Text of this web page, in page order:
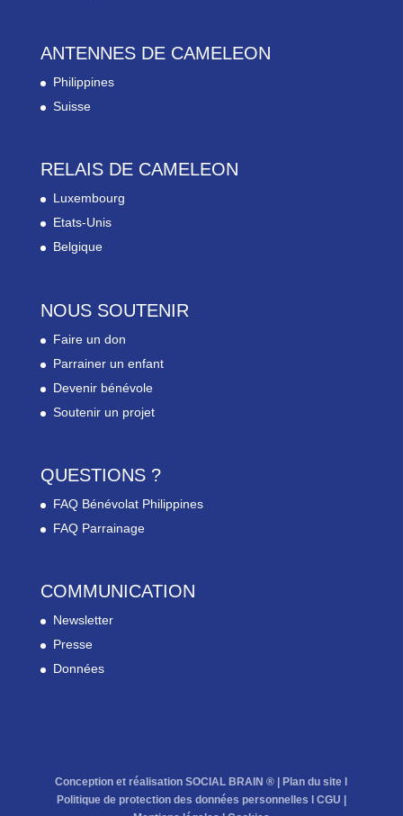
ANTENNES DE CAMELEON
Philippines
Suisse
RELAIS DE CAMELEON
Luxembourg
Etats-Unis
Belgique
NOUS SOUTENIR
Faire un don
Parrainer un enfant
Devenir bénévole
Soutenir un projet
QUESTIONS ?
FAQ Bénévolat Philippines
FAQ Parrainage
COMMUNICATION
Newsletter
Presse
Données
Conception et réalisation SOCIAL BRAIN ® | Plan du site
Politique de protection des données personnelles
CGU